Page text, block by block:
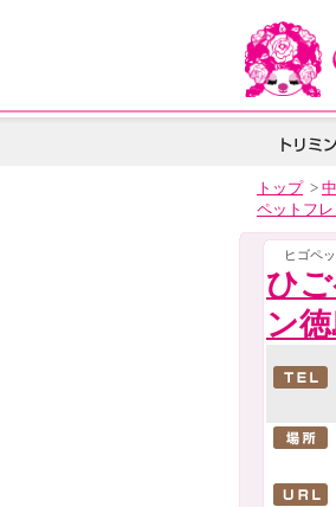
トップ>
ペットフ
ヒゴペ
ひ
ン